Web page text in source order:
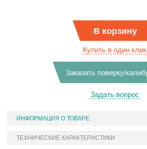
В корзину
Купить в один клик
Заказать поверку/
Задать вопрос
ИНФОРМАЦИЯ О ТОВАРЕ
ТЕХНИЧЕСКИЕ ХАРАКТЕРИСТИКИ